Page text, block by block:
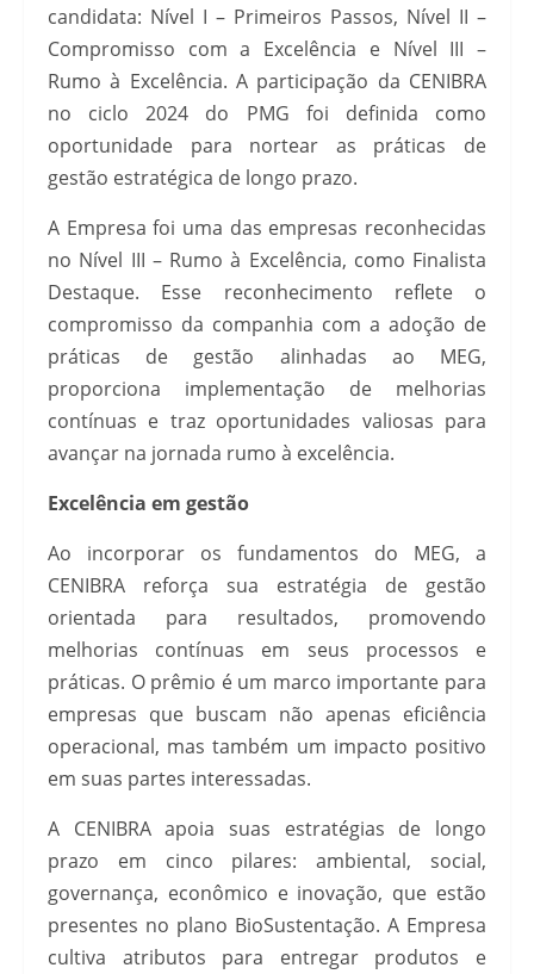
candidata: Nível I – Primeiros Passos, Nível II –
Compromisso com a Excelência e Nível III –
Rumo à Excelência. A participação da CENIBRA
no ciclo 2024 do PMG foi definida como
oportunidade para nortear as práticas de
gestão estratégica de longo prazo.
A Empresa foi uma das empresas reconhecidas
no Nível III – Rumo à Excelência, como Finalista
Destaque. Esse reconhecimento reflete o
compromisso da companhia com a adoção de
práticas de gestão alinhadas ao MEG,
proporciona implementação de melhorias
contínuas e traz oportunidades valiosas para
avançar na jornada rumo à excelência.
Excelência em gestão
Ao incorporar os fundamentos do MEG, a
CENIBRA reforça sua estratégia de gestão
orientada para resultados, promovendo
melhorias contínuas em seus processos e
práticas. O prêmio é um marco importante para
empresas que buscam não apenas eficiência
operacional, mas também um impacto positivo
em suas partes interessadas.
A CENIBRA apoia suas estratégias de longo
prazo em cinco pilares: ambiental, social,
governança, econômico e inovação, que estão
presentes no plano BioSustentação. A Empresa
cultiva atributos para entregar produtos e